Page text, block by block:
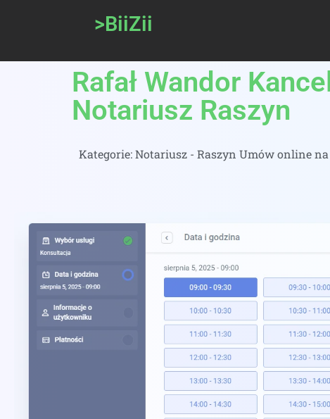
>BiiZii
Rafał Wandor
Notariusz Raszyn
Kategorie:Notariusz - Raszyn Umów online